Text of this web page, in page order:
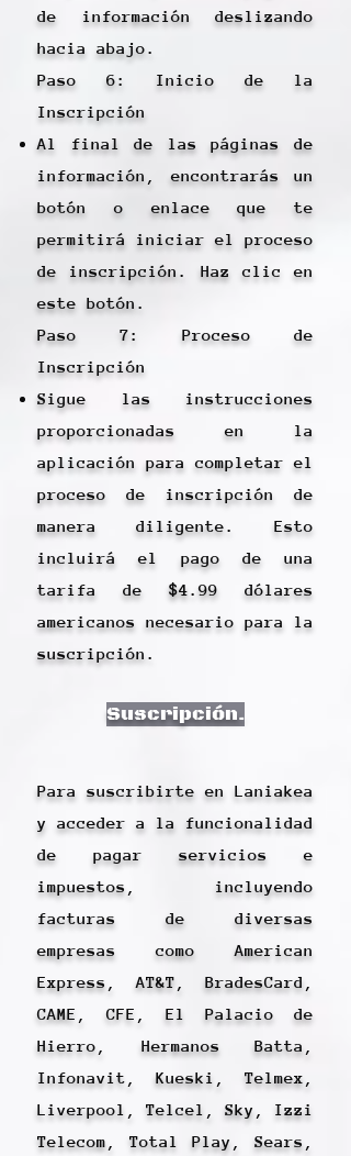
de información deslizando
hacia abajo.
Paso 6: Inicio de la
Inscripción
Al final de las páginas de
información, encontrarás un
botón o enlace que te
permitirá iniciar el proceso
de inscripción. Haz clic en
este botón.
Paso 7: Proceso de
Inscripción
Sigue las instrucciones
proporcionadas en la
aplicación para completar el
proceso de inscripción de
manera diligente. Esto
incluirá el pago de una
tarifa de $4.99 dólares
americanos necesario para la
suscripción.
Suscripción.
Para suscribirte en Laniakea
y acceder a la funcionalidad
de pagar servicios e
impuestos, incluyendo
facturas de diversas
empresas como American
Express, AT&T, BradesCard,
CAME, CFE, El Palacio de
Hierro, Hermanos Batta,
Infonavit, Kueski, Telmex,
Liverpool, Telcel, Sky, Izzi
Telecom, Total Play, Sears,